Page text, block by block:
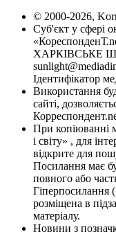
© 2000-2026,
Суб'єкт у сфері
ХАРКІВСЬКЕ
Ідентифікатор
Використання
сайті,
При копіюванні
і світу» , для
відкрите для
Посилання має
повного або
Гіперпосилання
розміщена в
матеріалу.
Новини з